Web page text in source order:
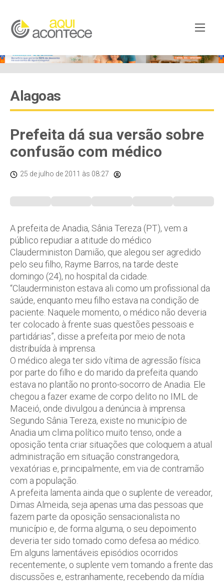
Alagoas
Prefeita dá sua versão sobre
confusão com médico
25 de julho de 2011 às 08:27
A prefeita de Anadia, Sânia Tereza (PT), vem a
público repudiar a atitude do médico
Clauderministon Damião, que alegou ser agredido
pelo seu filho, Rayme Barros, na tarde deste
domingo (24), no hospital da cidade.
“Clauderministon estava ali como um profissional da
saúde, enquanto meu filho estava na condição de
paciente. Naquele momento, o médico não deveria
ter colocado à frente suas questões pessoais e
partidárias”, disse a prefeita por meio de nota
distribuída à imprensa.
O médico alega ter sido vítima de agressão física
por parte do filho e do marido da prefeita quando
estava no plantão no pronto-socorro de Anadia. Ele
chegou a fazer exame de corpo delito no IML de
Maceió, onde divulgou a denúncia à imprensa.
Segundo Sânia Tereza, existe no município de
Anadia um clima político muito tenso, onde a
oposição tenta criar situações que coloquem a atual
administração em situação constrangedora,
vexatórias e, principalmente, em via de contramão
com a população.
A prefeita lamenta ainda que o suplente de vereador,
Dimas Almeida, seja apenas uma das pessoas que
fazem parte da oposição sensacionalista no
município e, de forma alguma, o seu depoimento
deveria ter sido tomado como defesa ao médico.
Em alguns lamentáveis episódios ocorridos
recentemente, o suplente vem tomando a frente das
discussões e, estranhamente, recebendo da mídia